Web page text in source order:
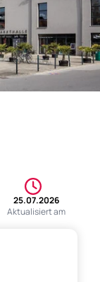
25.07.2026
Aktualisiert am